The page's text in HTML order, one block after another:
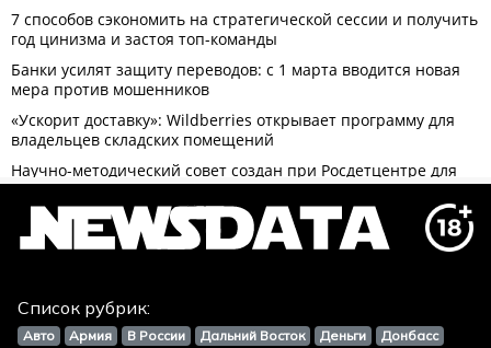
Список рубрик:
Авто Армия В России Дальний Восток Деньги
Донбасс